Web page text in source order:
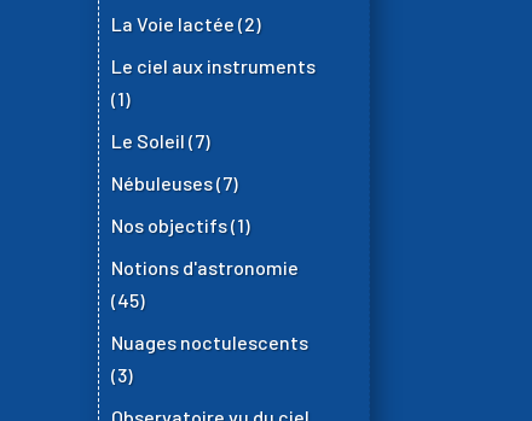
La Voie lactée(2)
Le ciel aux instruments
(1)
Le Soleil(7)
Nébuleuses(7)
Nos objectifs(1)
Notions d'astronomie
(45)
Nuages noctulescents
(3)